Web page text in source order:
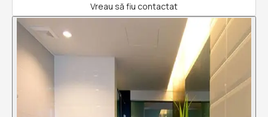
Vreau să fiu contactat